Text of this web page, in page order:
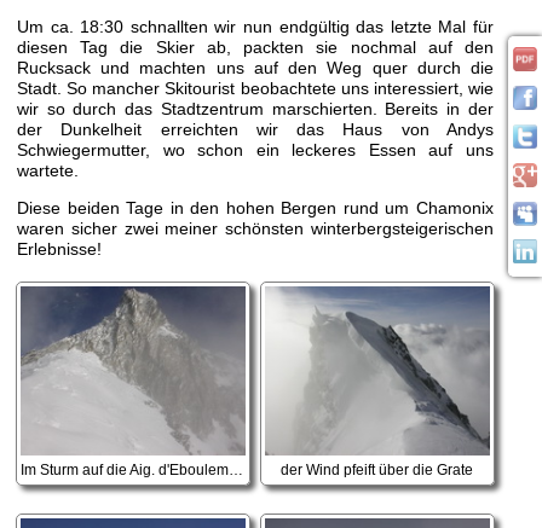
Um ca. 18:30 schnallten wir nun endgültig das letzte Mal für
diesen Tag die Skier ab, packten sie nochmal auf den
Rucksack und machten uns auf den Weg quer durch die
Stadt. So mancher Skitourist beobachtete uns interessiert, wie
wir so durch das Stadtzentrum marschierten. Bereits in der
der Dunkelheit erreichten wir das Haus von Andys
Schwiegermutter, wo schon ein leckeres Essen auf uns
wartete.
Diese beiden Tage in den hohen Bergen rund um Chamonix
waren sicher zwei meiner schönsten winterbergsteigerischen
Erlebnisse!
Im Sturm auf die Aig. d'Eboulement der Wind pfeift über die Grate